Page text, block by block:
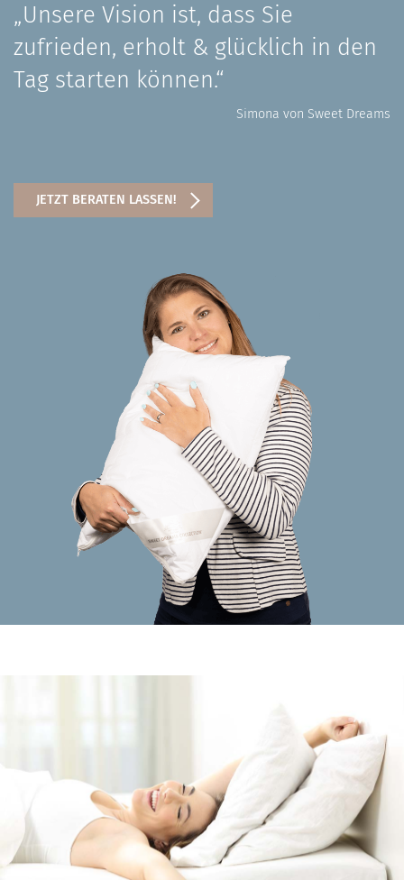
„Unsere Vision ist, dass Sie
zufrieden, erholt & glücklich in den
Tag starten können.“
Simona von Sweet Dreams
JETZT BERATEN LASSEN!